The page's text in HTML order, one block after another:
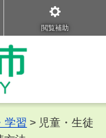
閲覧補助
学習 > 児童・生徒